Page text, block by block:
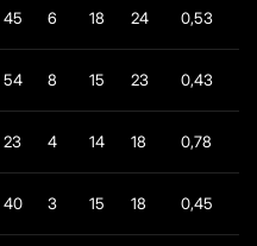
45 6 18 24 0,53
54 8 15 23 0,43
23 4 14 18 0,78
40 3 15 18 0,45